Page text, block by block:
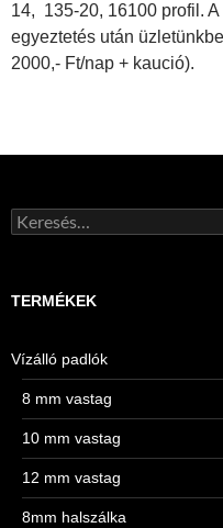
14, 135-20, 16100 profil.
egyeztetés után
2000,- Ft/nap + kaució).
Keresés:
TERMÉKEK
Vízálló padlók
8 mm vastag
10 mm vastag
12 mm vastag
8mm halszálka